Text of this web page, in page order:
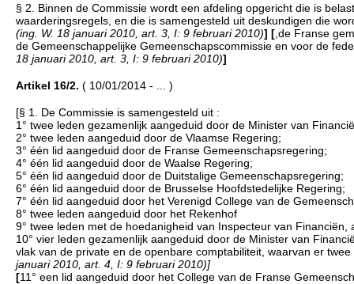
§ 2. Binnen de Commissie wordt een afdeling opgericht die is
waarderingsregels, en die is samengesteld uit deskundigen die
(ing. W. 18 januari 2010, art. 3, I: 9 februari 2010)] [ ,de Franse
de Gemeenschappelijke Gemeenschapscommissie en voor de
18 januari 2010, art. 3, I: 9 februari 2010)]
Artikel 16/2. ( 10/01/2014 - ... )
[§ 1. De Commissie is samengesteld uit :
1° twee leden gezamenlijk aangeduid door de Minister van
2° twee leden aangeduid door de Vlaamse Regering;
3° één lid aangeduid door de Franse Gemeenschapsregering;
4° één lid aangeduid door de Waalse Regering;
5° één lid aangeduid door de Duitstalige Gemeenschapsregering;
6° één lid aangeduid door de Brusselse Hoofdstedelijke Regering;
7° één lid aangeduid door het Verenigd College van de
8° twee leden aangeduid door het Rekenhof
9° twee leden met de hoedanigheid van Inspecteur van
10° vier leden gezamenlijk aangeduid door de Minister van
vlak van de private en de openbare comptabiliteit, waarvan er
januari 2010, art. 4, I: 9 februari 2010)]
[11° een lid aangeduid door het College van de Franse